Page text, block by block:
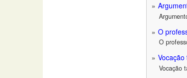
O
O
Vocação
Vocação